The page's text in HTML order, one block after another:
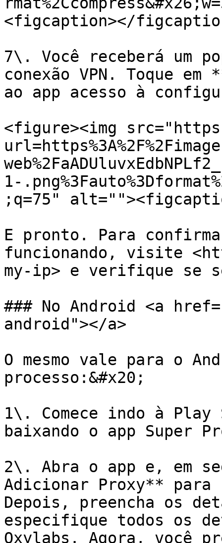
<figcaption></
7\. Você receberá um
conexão VPN. Toque
ao app acesso à
<figure><img
1-
;q=75"
E pronto. Para
funcionando, visite
my-ip> e verifique se
### No Android <a
android"></a>
O mesmo vale para o
processo:&#x20;
1\. Comece indo à
baixando o app Super
2\. Abra o app e, em
Adicionar Proxy**
Depois, preencha os
especifique todos os
Oxylabs. Agora, você